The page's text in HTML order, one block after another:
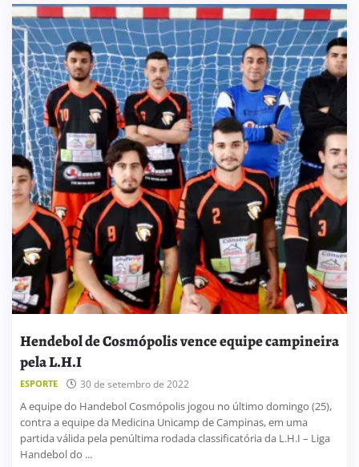
Hendebol de Cosmópolis vence equipe campineira
pela L.H.I
ESPORTE 30 de setembro de 2022
A equipe do Handebol Cosmópolis jogou no último domingo (25),
contra a equipe da Medicina Unicamp de Campinas, em uma
partida válida pela penúltima rodada classificatória da L.H.I – Liga
Handebol do ...